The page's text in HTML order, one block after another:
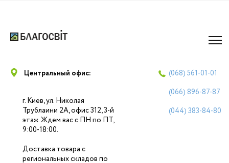
Центральный офис:
г. Киев, ул. Николая
Трублаини 2А, офис 312, 3-й
этаж. Ждем вас с ПН по ПТ,
9:00-18:00.
Доставка товара с
региональных складов по
(068) 561-01-01
(066) 896-87-87
(044) 383-84-80